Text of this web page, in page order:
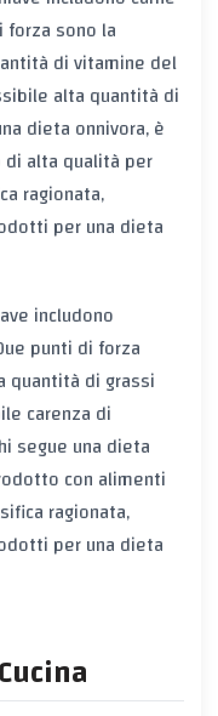
forza sono la
di vitamine del
alta quantità di
dieta onnivora, è
alta qualità per
ragionata,
per una dieta
includono
punti di forza
quantità di grassi
carenza di
segue una dieta
con alimenti
ragionata,
per una dieta